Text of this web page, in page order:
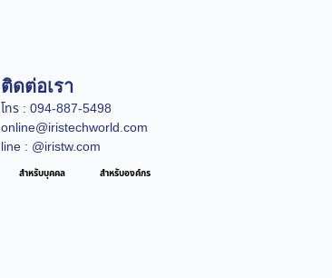
ติดต่อเรา
โทร : 094-887-5498
online@iristechworld.com
line : @iristw.com
สำหรับบุคคล สำหรับองค์กร